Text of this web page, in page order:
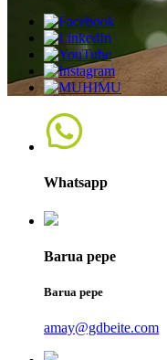
Whatsapp
Barua pepe
Barua pepe
amay@gdbeite.com